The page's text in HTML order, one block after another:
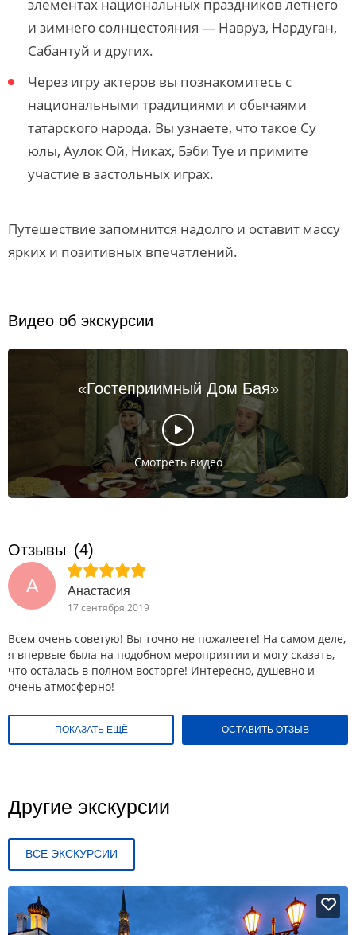
элементах национальных праздников летнего
и зимнего солнцестояния — Навруз, Нардуган,
Сабантуй и других.
Через игру актеров вы познакомитесь с
национальными традициями и обычаями
татарского народа. Вы узнаете, что такое Су
юлы, Аулок Ой, Никах, Бэби Туе и примите
участие в застольных играх.
Путешествие запомнится надолго и оставит массу
ярких и позитивных впечатлений.
Видео об экскурсии
«Гостеприимный Дом Бая»
Смотреть видео
Отзывы (4)
А
Анастасия
17 сентября 2019
Всем очень советую! Вы точно не пожалеете! На самом деле,
я впервые была на подобном мероприятии и могу сказать,
что осталась в полном восторге! Интересно, душевно и
очень атмосферно!
ПОКАЗАТЬ ЕЩЁ ОСТАВИТЬ ОТЗЫВ
Другие экскурсии
ВСЕ ЭКСКУРСИИ